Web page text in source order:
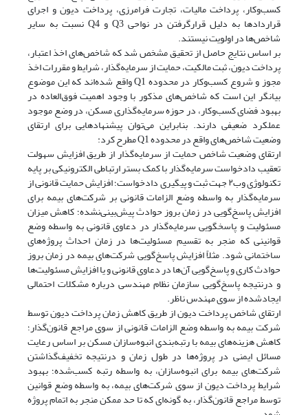
کسب‌وکار، پرداخت مالیات، تجارت فرامرزی، پرداخت دیون و اجرای
قراردادها به دلیل قرارگرفتن در نواحی Q3 و Q4 نسبت به سایر
شاخص‌ها در اولویت نیستند.
بر اساس نتایج حاصل از تحقیق مشخص شد که شاخص‌های اخذ اعتبار،
پرداخت دیون، ثبت مالکیت، حمایت از سرمایه‌گذار، شرایط و مقررات اخذ
مجوز و شروع کسب‌وکار در محدوده Q1 واقع شده‌اند که این موضوع
بیانگر این است که شاخص‌های مذکور با وجود اهمیت فوق‌العاده در
بهبود فضای کسب‌وکار، در حوزه سرمایه‌گذاری مسکن، در وضع موجود
عملکرد ضعیفی دارند. بنابراین می‌توان پیشنهادهایی برای ارتقای
وضعیت شاخص‌های واقع در محدوده Q1 مطرح کرد:
ارتقای وضعیت شاخص حمایت از سرمایه‌گذار از طریق افزایش سهولت
تعقیب دادخواست سرمایه‌گذار با کمک بستر ارتباطی الکترونیکی بر پایه
تکنولوژی وب۲‌ جهت ثبت و پیگیری دادخواست؛ افزایش حمایت قانونی از
سرمایه‌گذار به واسطه وضع الزامات قانونی بر شرکت‌های بیمه برای
افزایش پاسخ‌گویی در زمان بروز حوادث پیش‌بینی‌نشده؛ کاهش میزان
مسئولیت و پاسخگویی سرمایه‌گذار در دعاوی قانونی به واسطه وضع
قوانینی که منجر به تقسیم مسئولیت‌ها در زمان احداث پروژه‌های
ساختمانی شود. مثلاً افزایش پاسخ‌گویی شرکت‌های بیمه در زمان بروز
حوادث کاری و پاسخ‌گویی آن‌ها در دعاوی قانونی و یا افزایش مسئولیت‌ها
و درنتیجه پاسخ‌گویی سازمان نظام مهندسی درباره مشکلات احتمالی
ایجادشده از سوی مهندس ناظر.
ارتقای شاخص پرداخت دیون از طریق کاهش زمان پرداخت دیون توسط
شرکت بیمه به واسطه وضع الزامات قانونی از سوی مراجع قانون‌گذار؛
کاهش هزینه‌های بیمه با رتبه‌بندی انبوه‌سازان مسکن بر اساس رعایت
مسائل ایمنی در پروژه‌ها در طول زمان و درنتیجه تخفیف‌گذاشتن
شرکت‌های بیمه برای انبوه‌سازان، به واسطه رتبه کسب‌شده؛ بهبود
شرایط پرداخت دیون از سوی شرکت‌های بیمه، به واسطه وضع قوانین
توسط مراجع قانون‌گذار، به گونه‌ای که تا حد ممکن منجر به اتمام پروژه